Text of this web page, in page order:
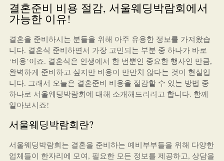
결혼준비 비용 절감, 서울웨딩박람회에서
가능한 이유!
결혼을 준비하시는 분들을 위해 아주 유용한 정보를 가져왔습
니다. 결혼식 준비하면서 가장 고민되는 부분 중 하나가 바로
‘비용’이죠. 결혼식은 인생에서 한 번뿐인 중요한 행사인 만큼,
완벽하게 준비하고 싶지만 비용이 만만치 않다는 것이 현실입
니다. 그래서 오늘은 결혼준비 비용을 절감할 수 있는 방법 중
하나로 서울웨딩박람회에 대해 소개해드리려고 합니다. 함께
알아보시죠!
서울웨딩박람회란?
서울웨딩박람회는 결혼을 준비하는 예비부부들을 위해 다양한
업체들이 한자리에 모여, 필요한 모든 정보를 제공하고, 상담을